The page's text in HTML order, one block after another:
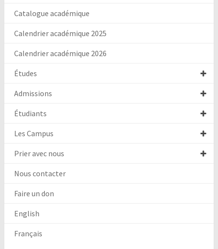
Catalogue académique
Calendrier académique 2025
Calendrier académique 2026
Études
Admissions
Étudiants
Les Campus
Prier avec nous
Nous contacter
Faire un don
English
Français